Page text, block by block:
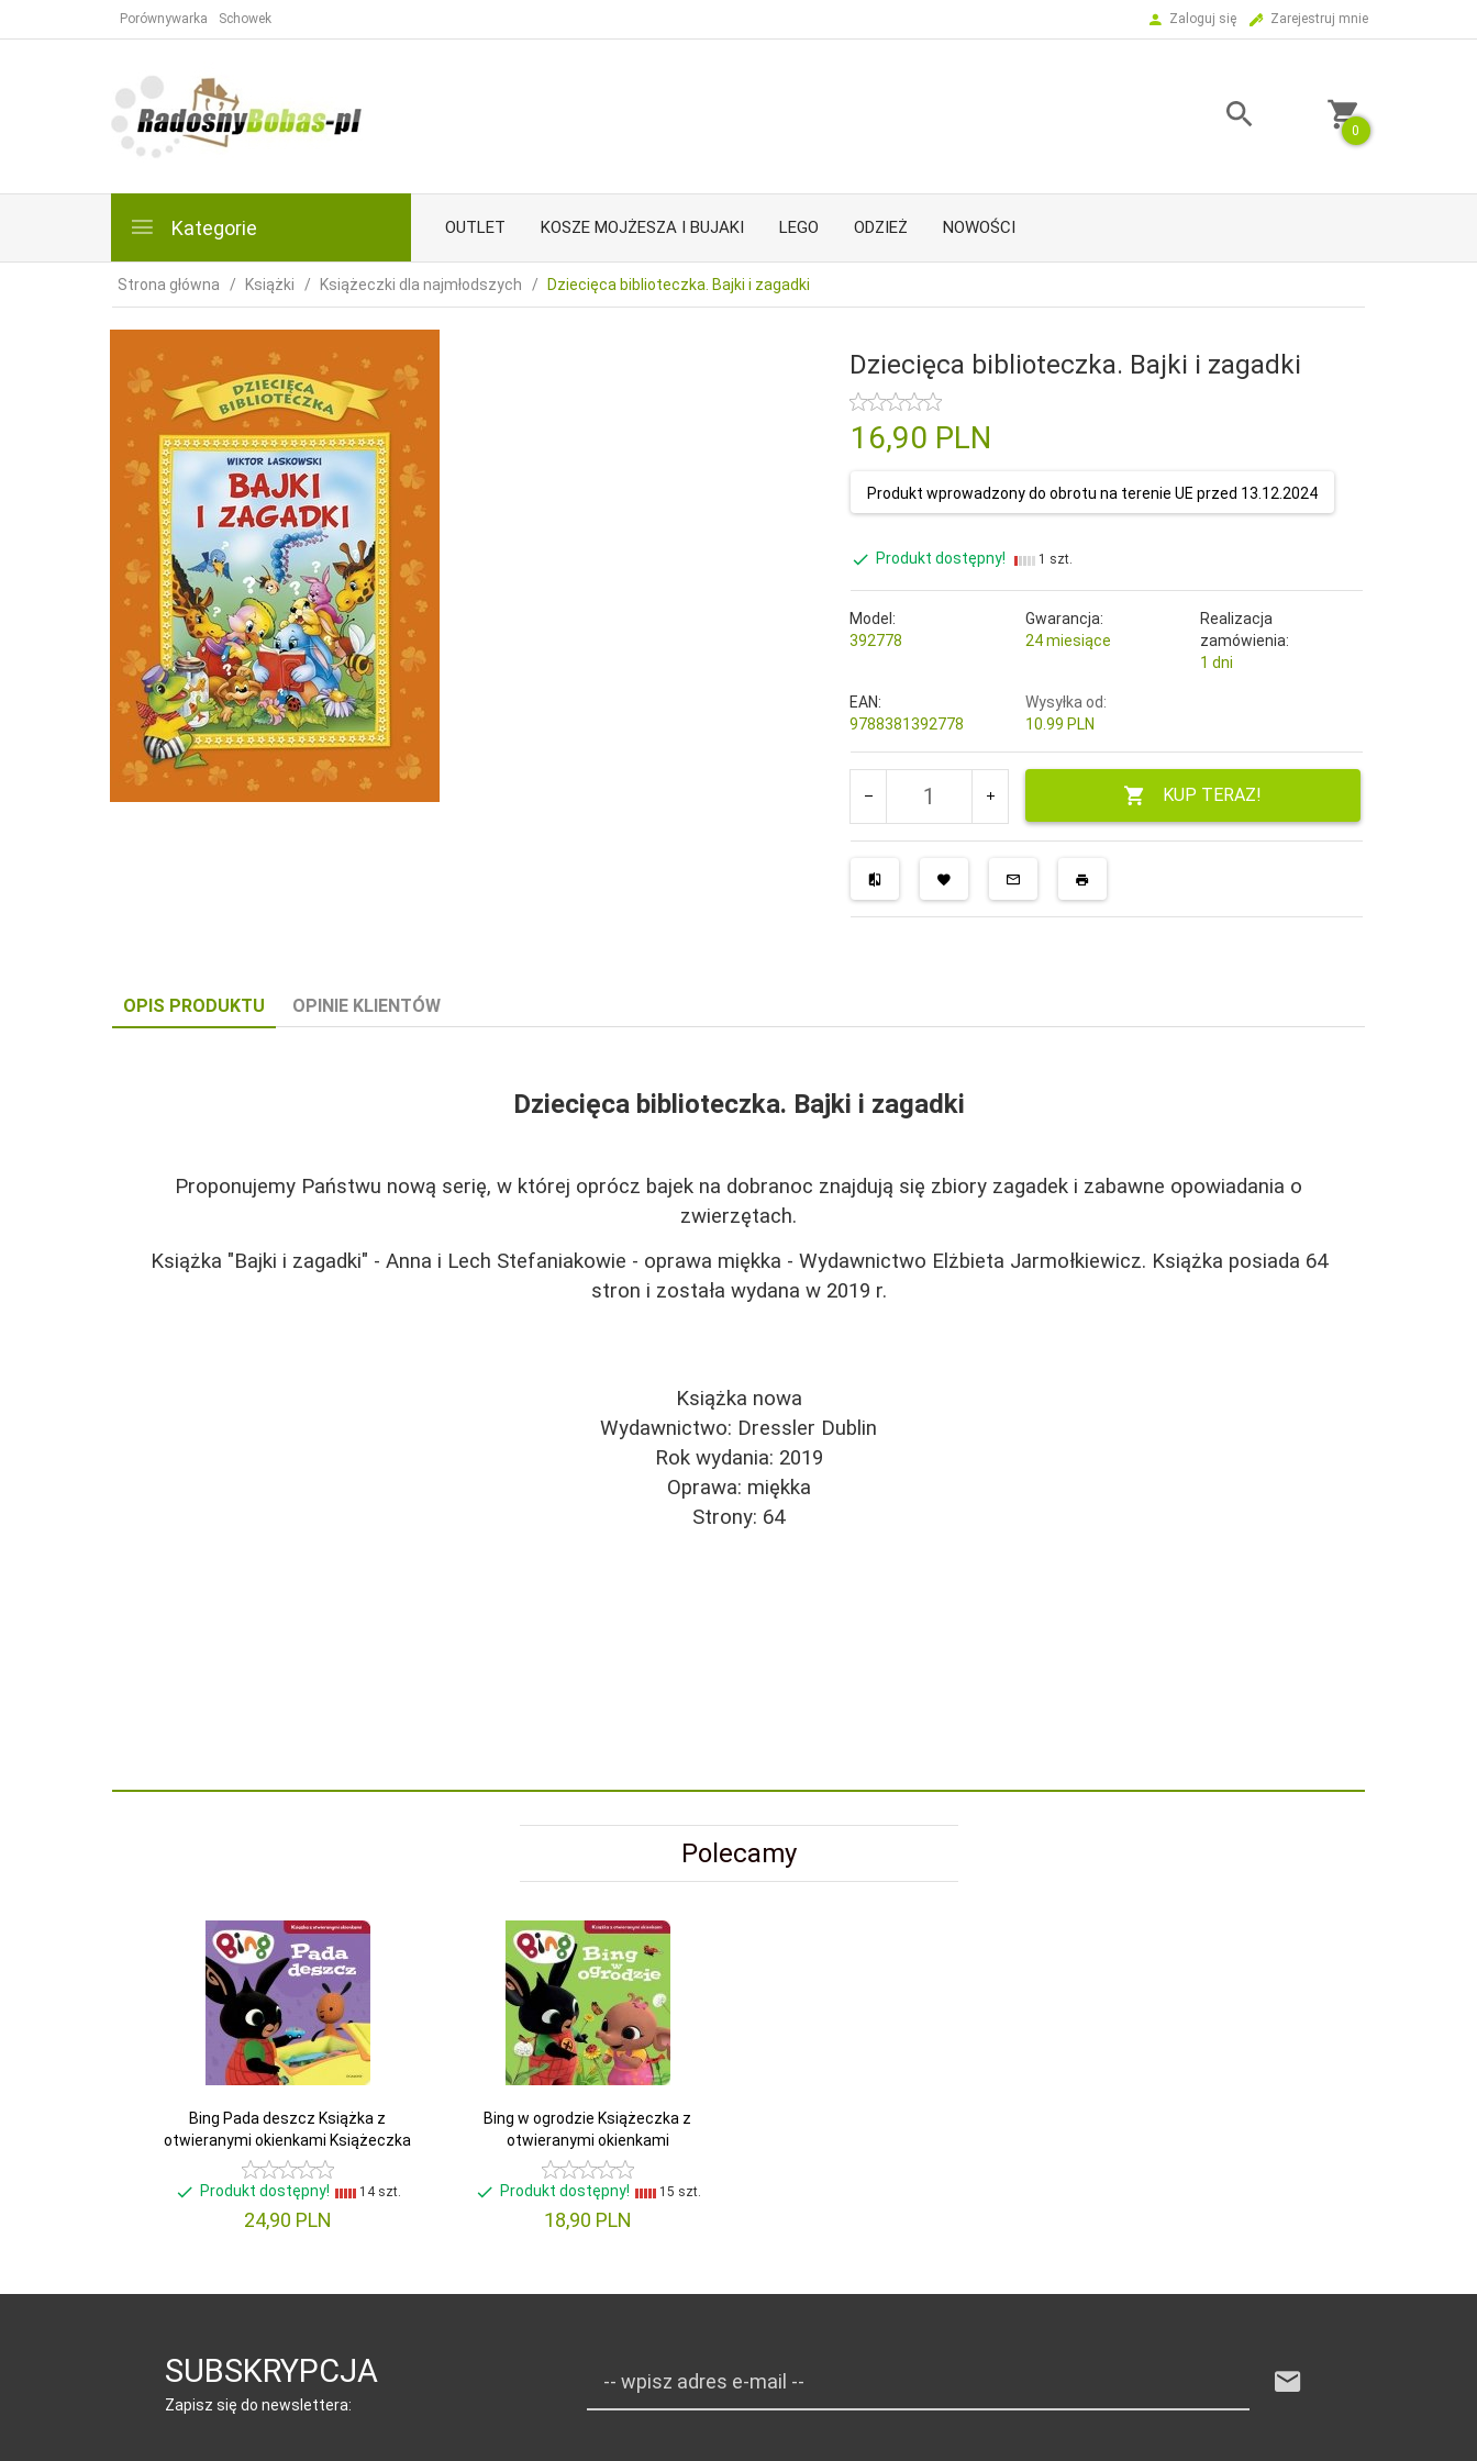
Porównywarka Schowek Zaloguj się Zarejestruj mnie
0
Kategorie OUTLET KOSZE MOJŻESZA I BUJAKI LEGO ODZIEŻ NOWOŚCI
Strona główna Książki Książeczki dla najmłodszych Dziecięca biblioteczka. Bajki i zagadki
Dziecięca biblioteczka. Bajki i zagadki
16,90 PLN
Produkt wprowadzony do obrotu na terenie UE przed 13.12.2024
Produkt dostępny! 1 szt.
Model:
392778
Gwarancja:
24 miesiące
Realizacja
zamówienia:
1 dni
EAN:
9788381392778
Wysyłka od:
10.99 PLN
KUP TERAZ!
OPIS PRODUKTU OPINIE KLIENTÓW
Dziecięca biblioteczka. Bajki i zagadki
Proponujemy Państwu nową serię, w której oprócz bajek na dobranoc znajdują się zbiory zagadek i zabawne opowiadania o
zwierzętach.
Książka "Bajki i zagadki" - Anna i Lech Stefaniakowie - oprawa miękka - Wydawnictwo Elżbieta Jarmołkiewicz. Książka posiada 64
stron i została wydana w 2019 r.
Książka nowa
Wydawnictwo: Dressler Dublin
Rok wydania: 2019
Oprawa: miękka
Strony: 64
Polecamy
Bing Pada deszcz Książka z
otwieranymi okienkami Książeczka
Produkt dostępny! 14 szt.
24,90 PLN
Bing w ogrodzie Książeczka z
otwieranymi okienkami
Produkt dostępny! 15 szt.
18,90 PLN
SUBSKRYPCJA
Zapisz się do newslettera:
-- wpisz adres e-mail --